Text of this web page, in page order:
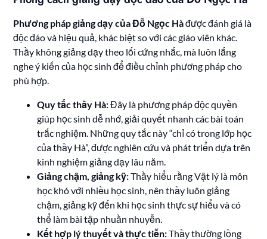
Phương pháp giảng dạy của Đỗ Ngọc Hàđược đánh giá là
độc đáo và hiệu quả, khác biệt so với các giáo viên khác.
Thầy không giảng dạy theo lối cứng nhắc, mà luôn lắng
nghe ý kiến của học sinh để điều chỉnh phương pháp cho
phù hợp.
Quy tắc thầy Hà:Đây là phương pháp độc quyền
giúp học sinh dễ nhớ, giải quyết nhanh các bài toán
trắc nghiệm. Những quy tắc này “chỉ có trong lớp học
của thầy Hà”, được nghiên cứu và phát triển dựa trên
kinh nghiệm giảng dạy lâu năm.
Giảng chậm, giảng kỹ:Thầy hiểu rằng Vật lý là môn
học khó với nhiều học sinh, nên thầy luôn giảng
chậm, giảng kỹ đến khi học sinh thực sự hiểu và có
thể làm bài tập nhuần nhuyễn.
Kết hợp lý thuyết và thực tiễn:Thầy thường lồng